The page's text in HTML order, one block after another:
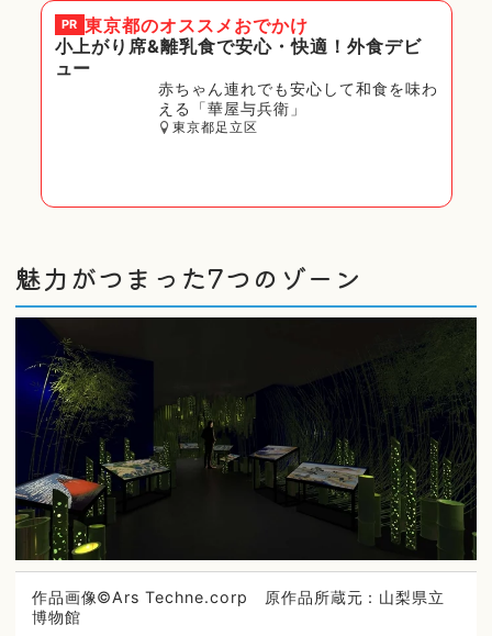
PR 東京都のオススメおでかけ
小上がり席&離乳食で安心・快適！外食デビ
ュー
赤ちゃん連れでも安心して和食を味わ
える「華屋与兵衛」
東京都足立区
魅力がつまった7つのゾーン
作品画像©Ars Techne.corp 原作品所蔵元：山梨県立
博物館